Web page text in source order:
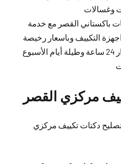
وغسالات
باكستاني القصر مع خدمة
التكييف وباسعار رخيصة
متوافرون أيضا على مدار 24 ساعة وطيلة أيام الأسبوع
مركزي القصر
دكتات تكييف مركزي